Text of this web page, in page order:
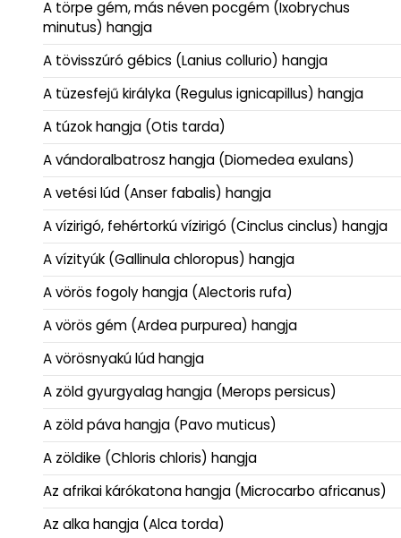
A törpe gém, más néven pocgém (Ixobrychus
minutus) hangja
A tövisszúró gébics (Lanius collurio) hangja
A tüzesfejű királyka (Regulus ignicapillus) hangja
A túzok hangja (Otis tarda)
A vándoralbatrosz hangja (Diomedea exulans)
A vetési lúd (Anser fabalis) hangja
A vízirigó, fehértorkú vízirigó (Cinclus cinclus) hangja
A vízityúk (Gallinula chloropus) hangja
A vörös fogoly hangja (Alectoris rufa)
A vörös gém (Ardea purpurea) hangja
A vörösnyakú lúd hangja
A zöld gyurgyalag hangja (Merops persicus)
A zöld páva hangja (Pavo muticus)
A zöldike (Chloris chloris) hangja
Az afrikai kárókatona hangja (Microcarbo africanus)
Az alka hangja (Alca torda)